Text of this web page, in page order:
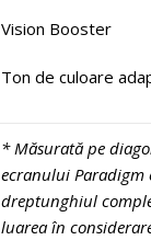
Vision Booster
Ton de culoare
* Măsurată pe
ecranului Paradigm
dreptunghiul
luarea în